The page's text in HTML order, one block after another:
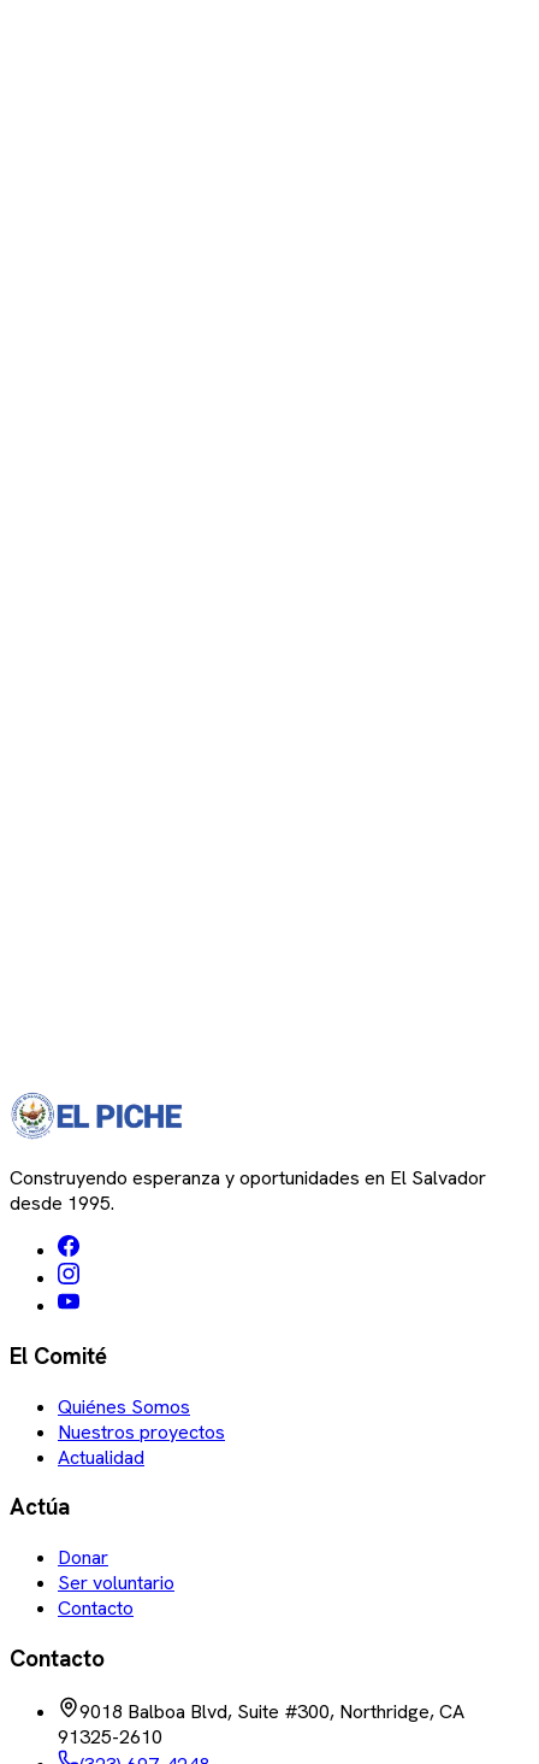
Construyendo esperanza y oportunidades en El Salvador
desde 1995.
El Comité
Quiénes Somos
Nuestros proyectos
Actualidad
Actúa
Donar
Ser voluntario
Contacto
Contacto
9018 Balboa Blvd, Suite #300, Northridge, CA
91325-2610